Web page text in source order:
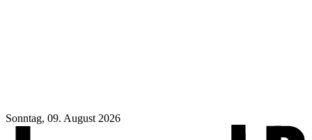
Sonntag, 09. August 2026